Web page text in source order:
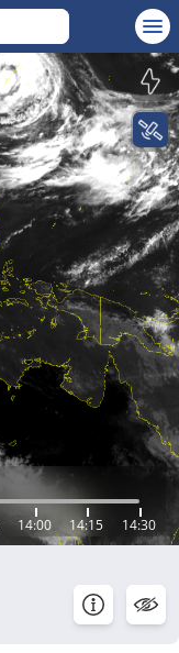
14:00 14:15 14:30